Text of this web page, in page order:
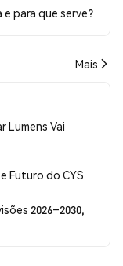
para que serve?
Mais
Lumens Vai
Futuro do CYS
2026–2030,